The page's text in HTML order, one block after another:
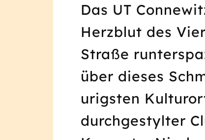
Das UT
Herzblut des
Straße
über dieses
urigsten
durchgestylter